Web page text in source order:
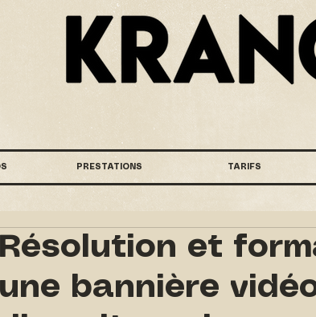
Résolution et
une bannière
PRESTATIONS TARIFS